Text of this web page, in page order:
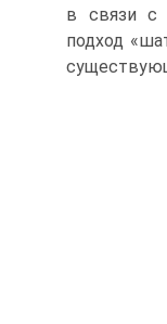
в связи с
подход